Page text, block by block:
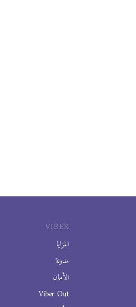
VIBER
المزايا
مدونة
الأمان
Viber Out